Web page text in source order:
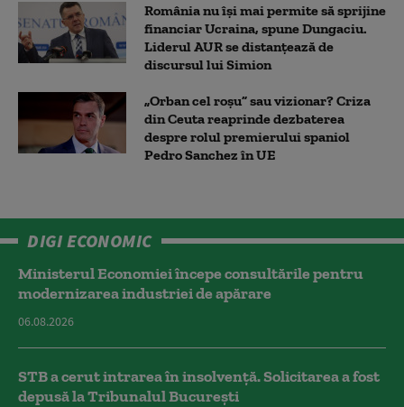
România nu își mai permite să sprijine
financiar Ucraina, spune Dungaciu.
Liderul AUR se distanțează de
discursul lui Simion
„Orban cel roșu” sau vizionar? Criza
din Ceuta reaprinde dezbaterea
despre rolul premierului spaniol
Pedro Sanchez în UE
DIGI ECONOMIC
Ministerul Economiei începe consultările pentru
modernizarea industriei de apărare
06.08.2026
STB a cerut intrarea în insolvență. Solicitarea a fost
depusă la Tribunalul București